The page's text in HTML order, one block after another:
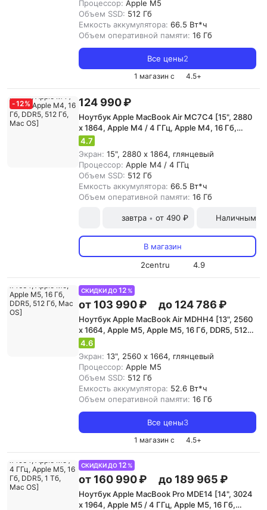
Процессор: Apple M5
Объем SSD: 512 Гб
Емкость аккумулятора: 66.5 Вт*ч
Объем оперативной памяти: 16 Гб
Все цены2
1 магазин с 4.5+
-12% 124 990 ₽
Ноутбук Apple MacBook Air MC7C4 [15", 2880
x 1864, Apple M4 / 4 ГГц, Apple M4, 16 Гб,
DDR5, 512 Гб, Mac OS]
4.7
Экран: 15", 2880 x 1864, глянцевый
Процессор: Apple M4 / 4 ГГц
Объем SSD: 512 Гб
Емкость аккумулятора: 66.5 Вт*ч
Объем оперативной памяти: 16 Гб
завтра • от 490 ₽ Наличными
В магазин
2centru
4.9
СКИДКИ ДО12 %
от 103 990 ₽ до 124 786 ₽
Ноутбук Apple MacBook Air MDHH4 [13", 2560
x 1664, Apple M5, Apple M5, 16 Гб, DDR5, 512
Гб, Mac OS]
4.6
Экран: 13", 2560 x 1664, глянцевый
Процессор: Apple M5
Объем SSD: 512 Гб
Емкость аккумулятора: 52.6 Вт*ч
Объем оперативной памяти: 16 Гб
Все цены3
1 магазин с 4.5+
СКИДКИ ДО12 %
от 160 990 ₽ до 189 965 ₽
Ноутбук Apple MacBook Pro MDE14 [14", 3024
x 1964, Apple M5 / 4 ГГц, Apple M5, 16 Гб,